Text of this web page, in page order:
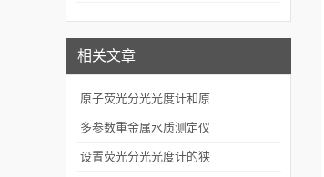
相关文章
原子荧光分光光度计和原
子吸收的不同之处在哪
里？
多参数重金属水质测定仪
的工作原理来了解下
设置荧光分光光度计的狭